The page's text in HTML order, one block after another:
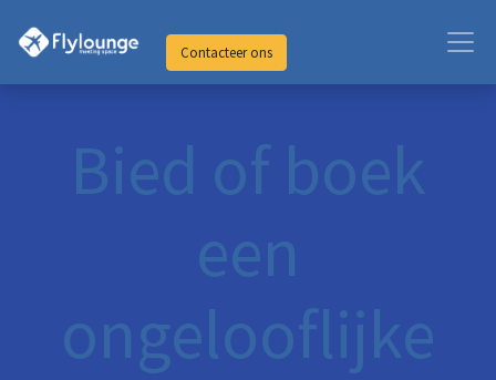
Contacteer ons
Bied of boek
een
ongelooflijke